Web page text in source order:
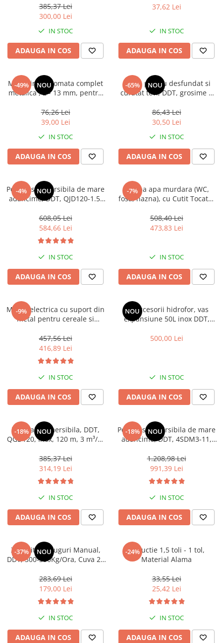
385,37 Lei
300,00 Lei
IN STOC
ADAUGA IN COS
37,62 Lei
IN STOC
ADAUGA IN COS
-49% NOU
Mandrina automata complet
metalica , 2 - 13 mm, pentru
76,26 Lei
39,00 Lei
IN STOC
ADAUGA IN COS
-65% NOU
Sarpe pentru desfundat si
curatat tevi, DDT, grosime 8
86,43 Lei
30,50 Lei
IN STOC
ADAUGA IN COS
-4% NOU
Pompa submersibila de mare
adancime, DDT, QJD120-1.5,
curata + Presostat electronic
608,05 Lei
584,66 Lei
IN STOC
ADAUGA IN COS
-7%
Pompa apa murdara (WC,
fosa, hazna), cu Cutit Tocator
3000W + Furtun pompier, 20
metri, 2 toli,MAX 20m³/h
508,40 Lei
473,83 Lei
IN STOC
ADAUGA IN COS
-9%
Moara electrica cu suport din
metal pentru cereale si
20 ciocanele, motor 4.2 kw,
3000 rpm, 320 kg/h, 4 site de
rezerva, bonus sac,
surubelnita si perie. Buton
on/off
457,56 Lei
416,89 Lei
IN STOC
ADAUGA IN COS
NOU
Kit accesorii hidrofor, vas
expansiune 50L inox DDT,
5 cai bronz, furtun racord
500,00 Lei
IN STOC
ADAUGA IN COS
-18% NOU
Pompa submersibila, DDT,
QGD120, Inox, 120 m, 3 m³/h,
385,37 Lei
314,19 Lei
IN STOC
ADAUGA IN COS
-18% NOU
Pompa submersibila de mare
adancime, DDT, 4SDM3-11,
Inox, 30 m cablu
1.208,98 Lei
991,39 Lei
IN STOC
ADAUGA IN COS
-37% NOU
Zdrobitor Struguri Manual,
DDT, 300-350Kg/Ora, Cuva 25
283,69 Lei
179,00 Lei
IN STOC
ADAUGA IN COS
-24%
Reductie 1,5 toli - 1 tol,
Material Alama
33,55 Lei
25,42 Lei
IN STOC
ADAUGA IN COS